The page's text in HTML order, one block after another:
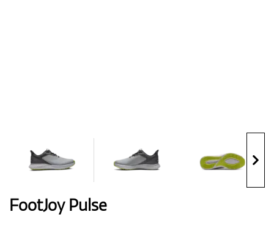
Bagy
FootJoy Pulse